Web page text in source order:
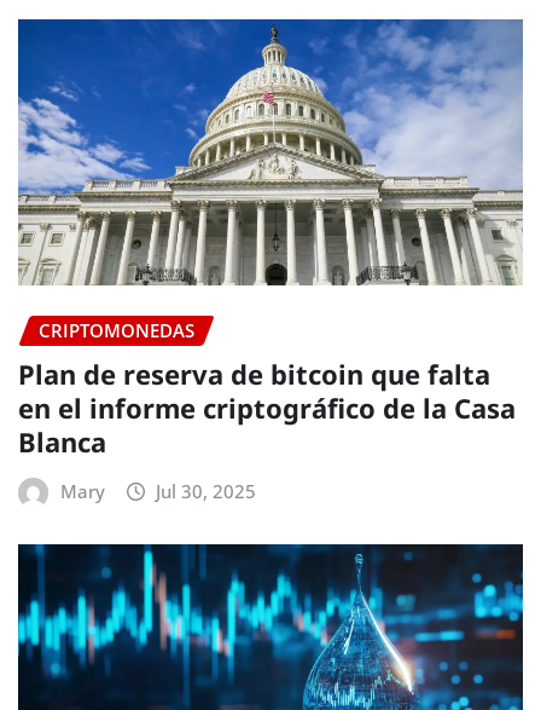
CRIPTOMONEDAS
Plan de reserva de bitcoin que falta
en el informe criptográfico de la Casa
Blanca
Mary Jul 30, 2025